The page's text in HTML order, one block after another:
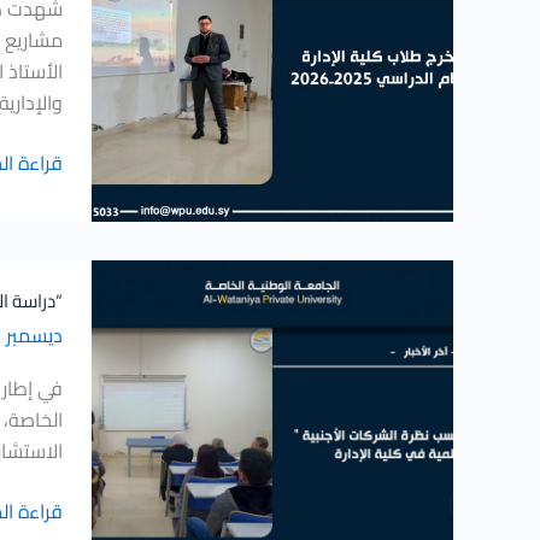
كلية
الإدارة
للفصل
الأول
من
العام
قراءة
“دراسة
ديسمبر 27, 2025
في
الجدوى
حسب
الشركات
الأجنبية
”
محاضرة
علمية
قراءة